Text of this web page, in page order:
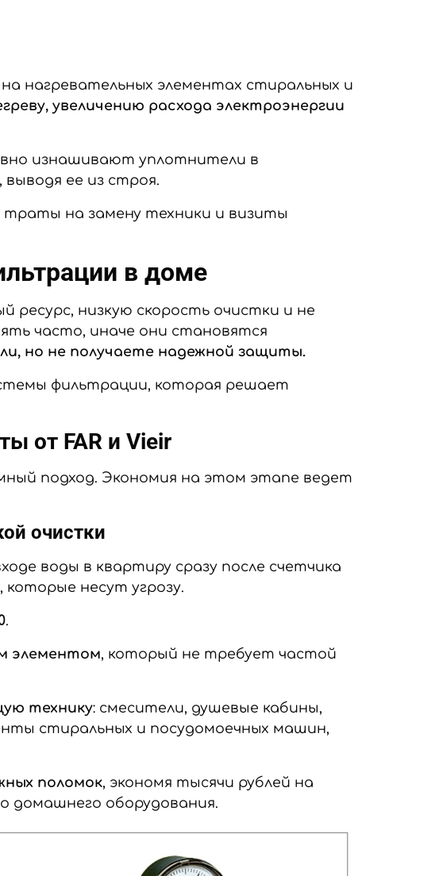
нагревательных элементах стиральных и
увеличению расхода электроэнергии
изнашивают уплотнители в
ее из строя.
на замену техники и визиты
в доме
низкую скорость очистки и не
часто, иначе они становятся
но не получаете надежной защиты.
фильтрации, которая решает
от FAR и Vieir
подход. Экономия на этом этапе ведет
очистки
воды в квартиру сразу после счетчика
которые несут угрозу.
.
элементом, который не требует частой
технику: смесители, душевые кабины,
стиральных и посудомоечных машин,
поломок, экономя тысячи рублей на
домашнего оборудования.